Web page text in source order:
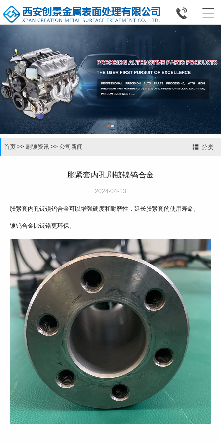


分类
首页 >> 刷镀资讯 >> 公司新闻
胀紧套内孔刷镀镍钨合金
2024-04-13
胀紧套内孔镀镍钨合金可以增强硬度和耐磨性，延长胀紧套的使用寿命。
镀钨合金比镀铬更环保。